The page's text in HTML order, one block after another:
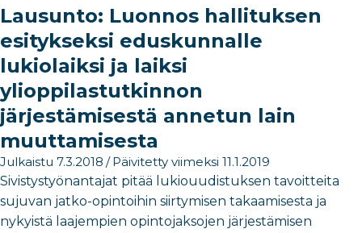
Lausunto: Luonnos hallituksen
esitykseksi eduskunnalle
lukiolaiksi ja laiksi
ylioppilastutkinnon
järjestämisestä annetun lain
muuttamisesta
Julkaistu 7.3.2018 / Päivitetty viimeksi 11.1.2019
Sivistystyönantajat pitää lukiouudistuksen tavoitteita
sujuvan jatko-opintoihin siirtymisen takaamisesta ja
nykyistä laajempien opintojaksojen järjestämisen